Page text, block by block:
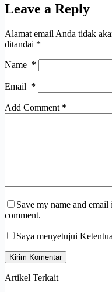
Leave a Reply
Alamat email Anda tidak
ditandai *
Name *
Email *
Add Comment *
Save my name and
comment.
Saya menyetujui
Kirim Komentar
Artikel Terkait